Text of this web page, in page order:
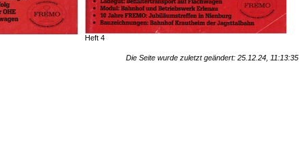
Heft 4
Die Seite wurde zuletzt geändert: 25.12.24, 11:13:35